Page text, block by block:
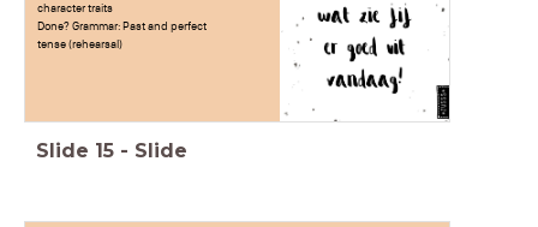
character traits
Done? Grammar: Past and perfect
tense (rehearsal)
Slide 15 - Slide